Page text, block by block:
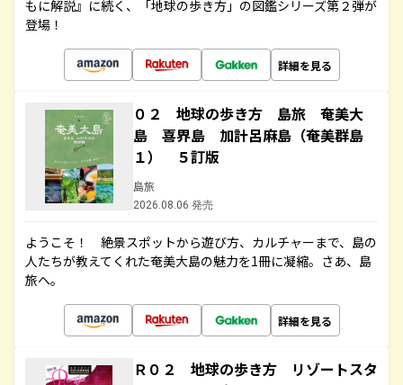
もに解説』に続く、「地球の歩き方」の図鑑シリーズ第２弾が
登場！
詳細を見る
０２ 地球の歩き方 島旅 奄美大
島 喜界島 加計呂麻島（奄美群島
１） ５訂版
島旅
2026.08.06 発売
ようこそ！ 絶景スポットから遊び方、カルチャーまで、島の
人たちが教えてくれた奄美大島の魅力を1冊に凝縮。さあ、島
旅へ。
詳細を見る
Ｒ０２ 地球の歩き方 リゾートスタ